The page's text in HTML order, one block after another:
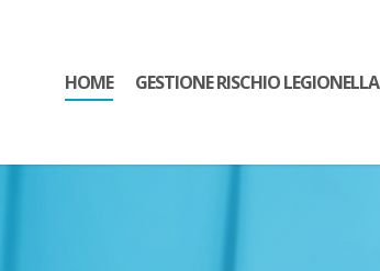
HOME GESTIONE RISCHIO LEGIONELLA